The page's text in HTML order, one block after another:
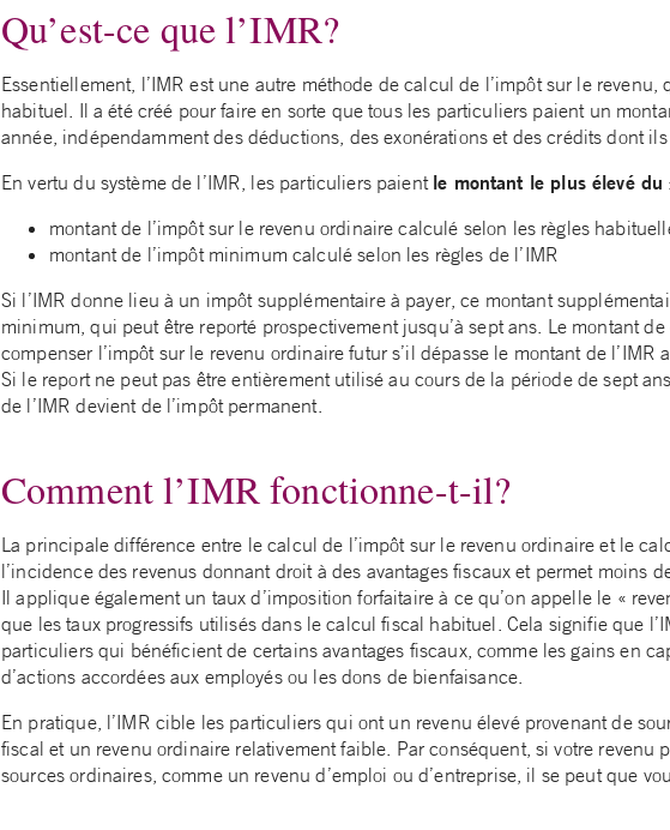
Qu’est-ce que l’IMR?
Essentiellement, l’IMR est une autre méthode de calcul de l’impôt sur le revenu,
habituel. Il a été créé pour faire en sorte que tous les particuliers paient un
année, indépendamment des déductions, des exonérations et des crédits dont ils
En vertu du système de l’IMR, les particuliers paient le montant le plus élevé du :
montant de l’impôt sur le revenu ordinaire calculé selon les règles
montant de l’impôt minimum calculé selon les règles de l’IMR
Si l’IMR donne lieu à un impôt supplémentaire à payer, ce montant
minimum, qui peut être reporté prospectivement jusqu’à sept ans. Le montant
compenser l’impôt sur le revenu ordinaire futur s’il dépasse le montant de l’IMR
Si le report ne peut pas être entièrement utilisé au cours de la période de sept
de l’IMR devient de l’impôt permanent.
Comment l’IMR fonctionne-t-il?
La principale différence entre le calcul de l’impôt sur le revenu ordinaire et le
l’incidence des revenus donnant droit à des avantages fiscaux et permet moins
Il applique également un taux d’imposition forfaitaire à ce qu’on appelle le «
que les taux progressifs utilisés dans le calcul fiscal habituel. Cela signifie que
particuliers qui bénéficient de certains avantages fiscaux, comme les gains en
d’actions accordées aux employés ou les dons de bienfaisance.
En pratique, l’IMR cible les particuliers qui ont un revenu élevé provenant de
fiscal et un revenu ordinaire relativement faible. Par conséquent, si votre revenu
sources ordinaires, comme un revenu d’emploi ou d’entreprise, il se peut que